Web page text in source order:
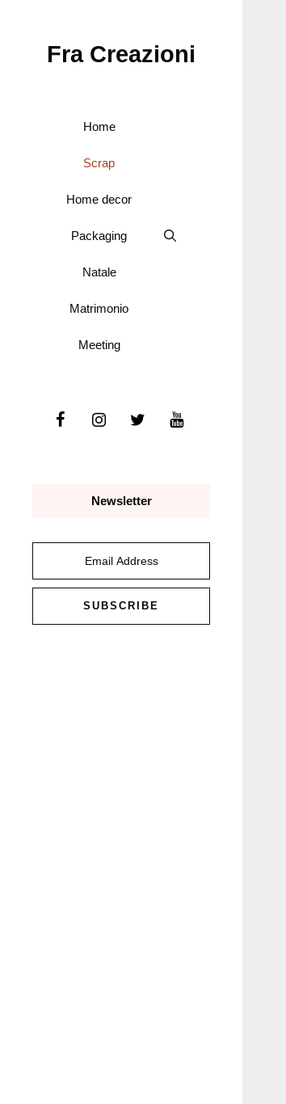
Fra Creazioni
Home
Scrap
Home decor
Packaging
Natale
Matrimonio
Meeting
Newsletter